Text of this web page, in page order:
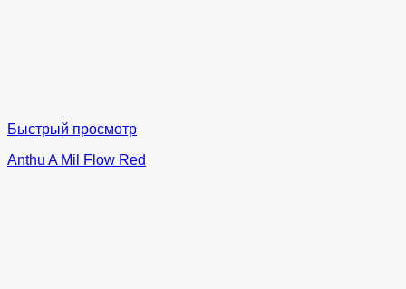
Быстрый просмотр
Anthu A Mil Flow Red